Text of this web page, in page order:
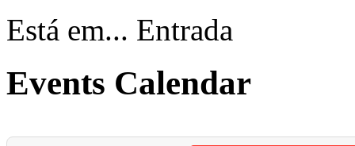
Está em... Entrada
Events Calendar